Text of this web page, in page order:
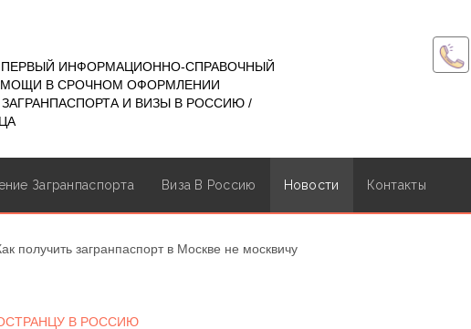
ПЕРВЫЙ ИНФОРМАЦИОННО-СПРАВОЧНЫЙ
В СРОЧНОМ ОФОРМЛЕНИИ
И ВИЗЫ В РОССИЮ /
Загранпаспорта Виза В Россию Новости Контакты
получить загранпаспорт в Москве не москвичу
В РОССИЮ